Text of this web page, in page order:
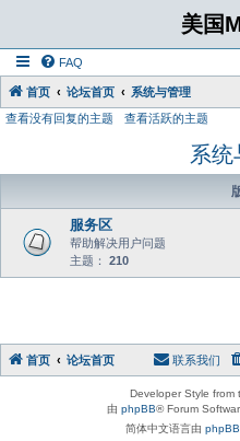
美国
FAQ
首页 论坛首页 系统与管理
查看没有回复的主题 查看活跃的主题
系统
服务区
帮助解决用户问题
主题： 210
首页 论坛首页 联系我们
Developer Style from
由 phpBB® Forum
简体中文语言由